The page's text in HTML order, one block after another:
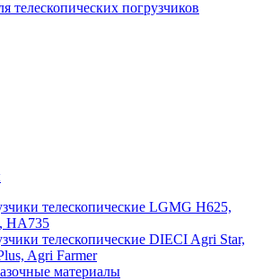
телескопических погрузчиков
телескопические LGMG H625,
HA735
телескопические DIECI Agri Star,
Agri Farmer
материалы